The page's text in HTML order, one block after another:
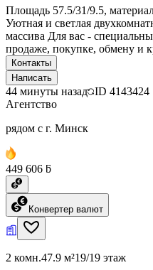
Площадь 57.5/31/9.5,
Уютная и светлая
массива Для вас -
продаже, покупке, обмену и
Контакты
Написать
44 минуты назад ID 4143424
Агентство
рядом с г. Минск
449 606 ƃ
Конвертер валют
2 комн.47.9 м²19/19 этаж